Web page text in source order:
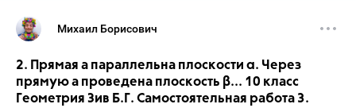
Михаил Борисович
2. Прямая а параллельна плоскости α. Через
прямую а проведена плоскость β... 10 класс
Геометрия Зив Б.Г. Самостоятельная работа 3.